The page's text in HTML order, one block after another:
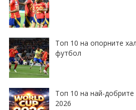
Топ 10 на опорните
футбол
Топ 10 на най-
2026